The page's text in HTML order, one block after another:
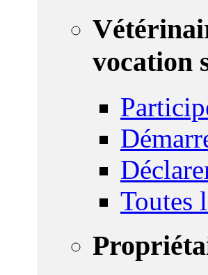
vocation
Toutes